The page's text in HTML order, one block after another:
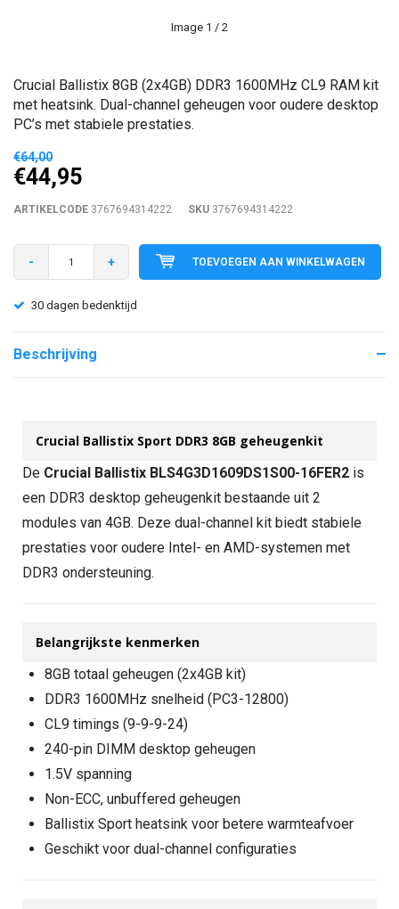
Image 1 / 2
Crucial Ballistix 8GB (2x4GB) DDR3 1600MHz CL9 RAM kit
met heatsink. Dual-channel geheugen voor oudere desktop
PC’s met stabiele prestaties.
€64,00
€44,95
ARTIKELCODE 3767694314222 SKU 3767694314222
- + TOEVOEGEN AAN WINKELWAGEN
30 dagen bedenktijd
Beschrijving
Crucial Ballistix Sport DDR3 8GB geheugenkit
De Crucial Ballistix BLS4G3D1609DS1S00-16FER2 is
een DDR3 desktop geheugenkit bestaande uit 2
modules van 4GB. Deze dual-channel kit biedt stabiele
prestaties voor oudere Intel- en AMD-systemen met
DDR3 ondersteuning.
Belangrijkste kenmerken
8GB totaal geheugen (2x4GB kit)
DDR3 1600MHz snelheid (PC3-12800)
CL9 timings (9-9-9-24)
240-pin DIMM desktop geheugen
1.5V spanning
Non-ECC, unbuffered geheugen
Ballistix Sport heatsink voor betere warmteafvoer
Geschikt voor dual-channel configuraties